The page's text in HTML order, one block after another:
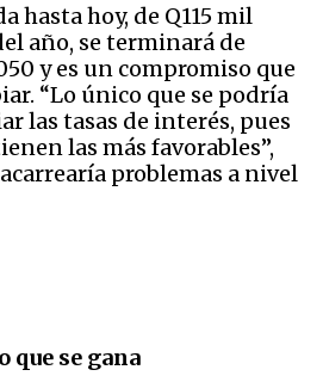
hasta hoy, de Q115 mil
año, se terminará de
y es un compromiso que
“Lo único que se podría
las tasas de interés, pues
las más favorables”,
problemas a nivel
que se gana